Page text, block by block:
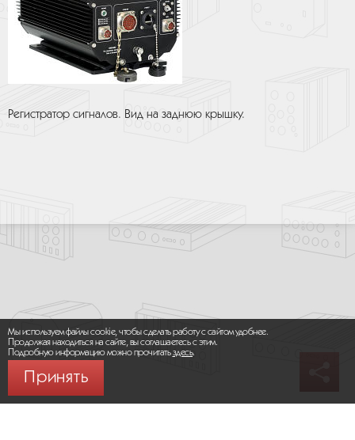
Регистратор сигналов. Вид на заднюю крышку.
Мы используем файлы cookie, чтобы сделать работу с сайтом удобнее.
Продолжая находиться на сайте, вы соглашаетесь с этим.
Подробную информацию можно прочитатьздесь.
Принять